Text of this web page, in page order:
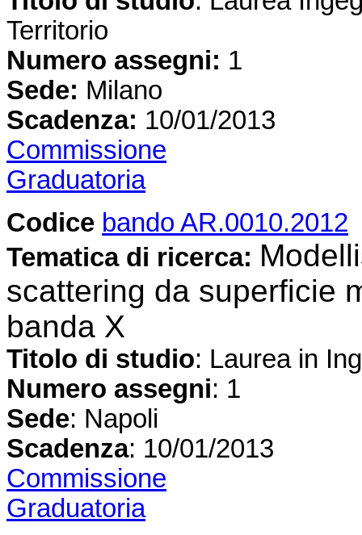
Territorio
Numero assegni: 1
Sede: Milano
Scadenza: 10/01/2013
Commissione
Graduatoria
Codice bando AR.0010.2012
Tematica di ricerca:
scattering da superficie
banda X
Titolo di studio: Laurea in
Numero assegni: 1
Sede: Napoli
Scadenza: 10/01/2013
Commissione
Graduatoria